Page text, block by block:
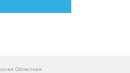
Областная